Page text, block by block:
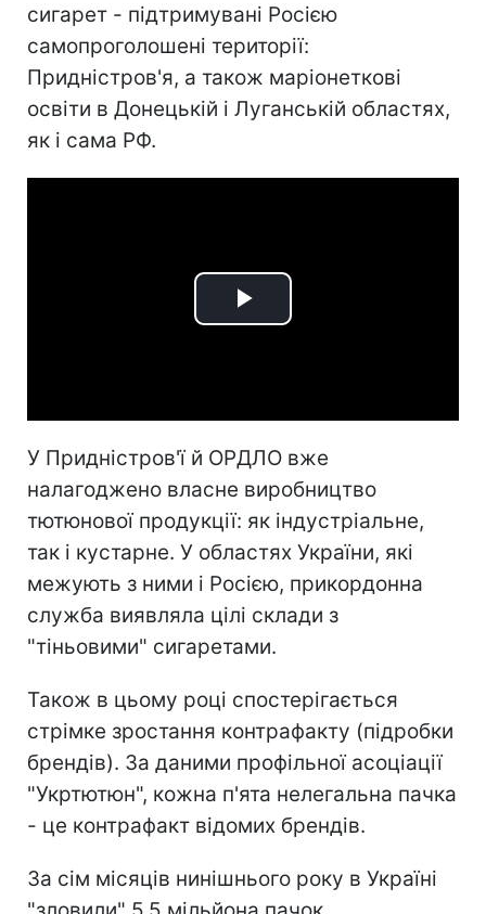
сигарет - підтримувані Росією
самопроголошені території:
Придністров'я, а також маріонеткові
освіти в Донецькій і Луганській областях,
як і сама РФ.
Play
У Придністров'ї й ОРДЛО вже
налагоджено власне виробництво
тютюнової продукції: як індустріальне,
так і кустарне. У областях України, які
межують з ними і Росією, прикордонна
служба виявляла цілі склади з
"тіньовими" сигаретами.
Також в цьому році спостерігається
стрімке зростання контрафакту (підробки
брендів). За даними профільної асоціації
"Укртютюн", кожна п'ята нелегальна пачка
- це контрафакт відомих брендів.
За сім місяців нинішнього року в Україні